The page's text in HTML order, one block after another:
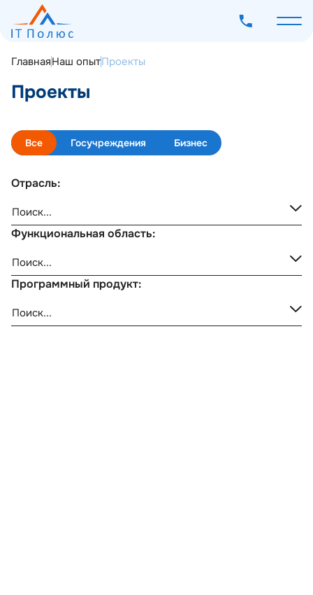
О компании
Услуги
Программное обеспечение
Наш опыт
Мероприятия
Блог
Контакты
ГлавнаяНаш опытПроекты
Проекты
Все Госучреждения Бизнес
Отрасль:
Функциональная область:
Программный продукт: